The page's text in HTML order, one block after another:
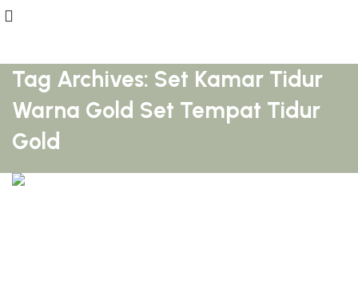
Tag Archives: Set Kamar Tidur
Warna Gold Set Tempat Tidur
Gold